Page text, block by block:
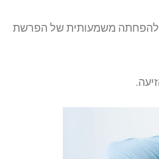
להפחתה משמעותית של הפרשת